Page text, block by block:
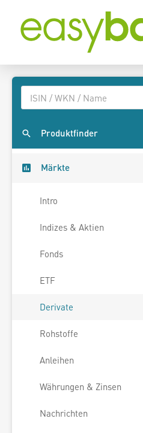
Produktfinder
Märkte
Intro
Indizes & Aktien
Fonds
ETF
Derivate
Rohstoffe
Anleihen
Währungen & Zinsen
Nachrichten